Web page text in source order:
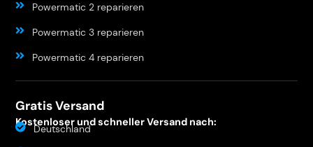
Powermatic 2 reparieren
Powermatic 3 reparieren
Powermatic 4 reparieren
Gratis Versand
Kostenloser und schneller Versand nach:
Deutschland